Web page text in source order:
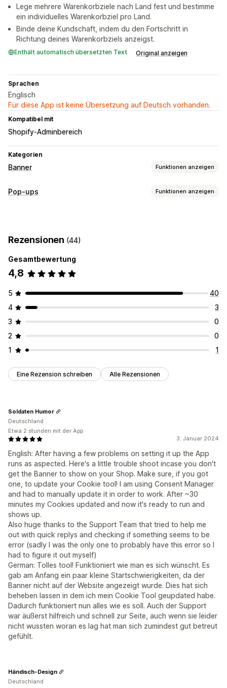
Lege mehrere Warenkorbziele nach Land fest und bestimme
ein individuelles Warenkorbziel pro Land.
Binde deine Kundschaft, indem du den Fortschritt in
Richtung deines Warenkorbziels anzeigst.
Enthält automatisch übersetzten Text Original anzeigen
Sprachen
Englisch
Für diese App ist keine Übersetzung auf Deutsch vorhanden.
Kompatibel mit
Shopify-Adminbereich
Kategorien
Banner Funktionen anzeigen
Bannertyp
Bannerposition
Farbe und Schriftart
Analysen und Berichte
Pop-ups Funktionen anzeigen
Individuelle Popups
Popups verwalten
Editor-Tool
Vorlagen
Rezensionen (44)
Gesamtbewertung
4,8
5
40
4
3
3
0
2
0
1
1
Eine Rezension schreiben Alle Rezensionen
3. Januar 2024
English: After having a few problems on setting it up the App
runs as aspected. Here's a little trouble shoot incase you don't
get the Banner to show on your Shop. Make sure, if you got
one, to update your Cookie tool! I am using Consent Manager
and had to manually update it in order to work. After ~30
minutes my Cookies updated and now it's ready to run and
shows up.
Also huge thanks to the Support Team that tried to help me
out with quick replys and checking if something seems to be
error (sadly I was the only one to probably have this error so I
had to figure it out myself)
German: Tolles tool! Funktioniert wie man es sich wünscht. Es
gab am Anfang ein paar kleine Startschwierigkeiten, da der
Banner nicht auf der Website angezeigt wurde. Dies hat sich
beheben lassen in dem ich mein Cookie Tool geupdated habe.
Dadurch funktioniert nun alles wie es soll. Auch der Support
war äußerst hilfreich und schnell zur Seite, auch wenn sie leider
nicht wussten woran es lag hat man sich zumindest gut betreut
gefühlt.
Soldaten Humor
Deutschland
Etwa 2 stunden mit der App
Händisch-Design
Deutschland